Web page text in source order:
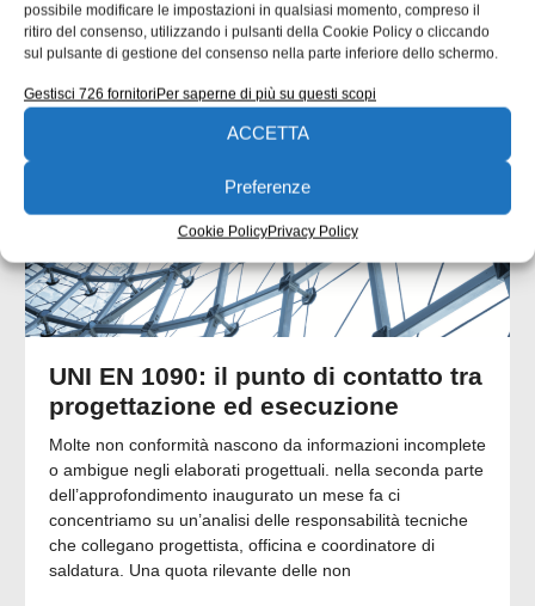
possibile modificare le impostazioni in qualsiasi momento, compreso il
ritiro del consenso, utilizzando i pulsanti della Cookie Policy o cliccando
sul pulsante di gestione del consenso nella parte inferiore dello schermo.
Gestisci 726 fornitoriPer saperne di più su questi scopi
ACCETTA
Preferenze
Cookie PolicyPrivacy Policy
ARTICOLI CORRELATI
UNI EN 1090: il punto di contatto tra
progettazione ed esecuzione
Molte non conformità nascono da informazioni incomplete
o ambigue negli elaborati progettuali. nella seconda parte
dell’approfondimento inaugurato un mese fa ci
concentriamo su un’analisi delle responsabilità tecniche
che collegano progettista, officina e coordinatore di
saldatura. Una quota rilevante delle non